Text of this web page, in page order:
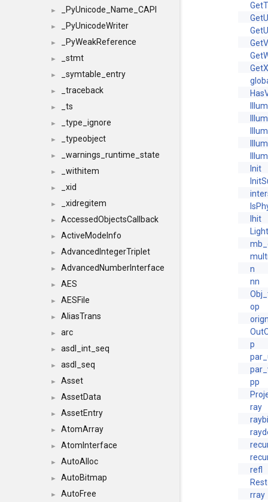
► _PyUnicode_Name_CAPI
► _PyUnicodeWriter
► _PyWeakReference
► _stmt
► _symtable_entry
► _traceback
► _ts
► _type_ignore
► _typeobject
► _warnings_runtime_state
► _withitem
► _xid
► _xidregitem
► AccessedObjectsCallback
► ActiveModeInfo
► AdvancedIntegerTriplet
► AdvancedNumberInterface
► AES
► AESFile
► AliasTrans
► arc
► asdl_int_seq
► asdl_seq
► Asset
► AssetData
► AssetEntry
► AtomArray
► AtomInterface
► AutoAlloc
► AutoBitmap
► AutoFree
Init
lhit
n
nn
op
p
pp
ray
refl
rray